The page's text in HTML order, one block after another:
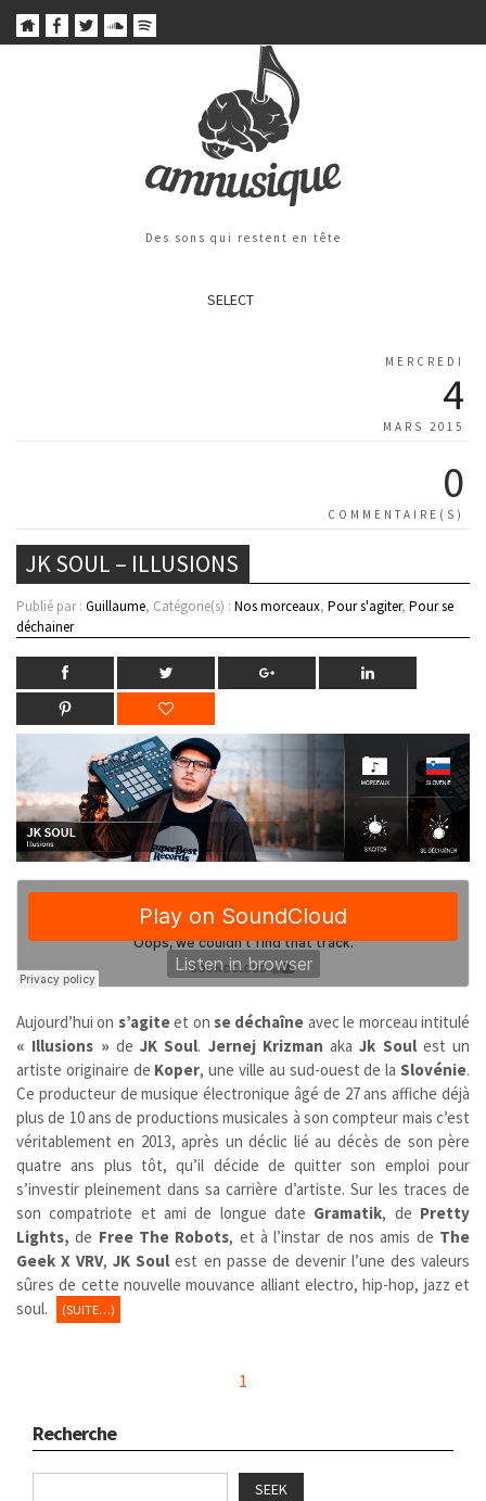
Des sons qui restent en tête
SELECT
MERCREDI
4
MARS 2015
0
COMMENTAIRE(S)
JK SOUL – ILLUSIONS
Publié par : Guillaume, Catégorie(s) : Nos morceaux, Pour s'agiter, Pour se
déchainer
Aujourd’hui on s’agiteet onse déchaîne avec le morceau intitulé
« Illusions » de JK Soul. Jernej Krizman akaJk Soulest un
artiste originaire de Koper, une ville au sud-ouest de laSlovénie.
Ce producteur de musique électronique âgé de 27 ans affiche déjà
plus de 10 ans de productions musicales à son compteur mais c’est
véritablement en 2013, après un déclic lié au décès de son père
quatre ans plus tôt, qu’il décide de quitter son emploi pour
s’investir pleinement dans sa carrière d’artiste. Sur les traces de
son compatriote et ami de longue date Gramatik, de Pretty
Lights,de Free The Robots, et à l’instar de nos amis de The
Geek X VRV,JK Soul est en passe de devenir l’une des valeurs
sûres de cette nouvelle mouvance alliant electro, hip-hop, jazz et
soul.
(SUITE…)
1
Recherche
SEEK